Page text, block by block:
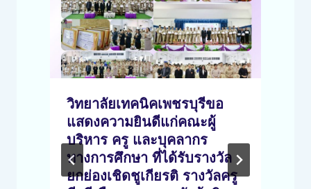
วิทยาลัยเทคนิคเพชรบุรีขอ
แสดงความยินดีแก่คณะผู้
บริหาร ครู และบุคลากร
ทางการศึกษา ที่ได้รับรางวัล
ยกย่องเชิดชูเกียรติ รางวัลครู